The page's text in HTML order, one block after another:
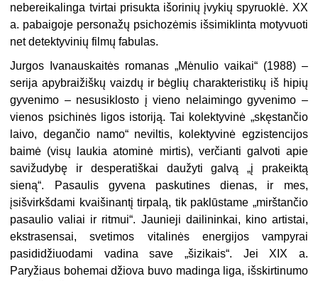
nebereikalinga tvirtai prisukta išorinių įvykių spyruoklė. XX
a. pabaigoje personažų psichozėmis išsimiklinta motyvuoti
net detektyvinių filmų fabulas.
Jurgos Ivanauskaitės romanas „Mėnulio vaikai“ (1988) –
serija apybraižiškų vaizdų ir bėglių charakteristikų iš hipių
gyvenimo – nesusiklosto į vieno nelaimingo gyvenimo –
vienos psichinės ligos istoriją. Tai kolektyvinė „skęstančio
laivo, degančio namo“ neviltis, kolektyvinė egzistencijos
baimė (visų laukia atominė mirtis), verčianti galvoti apie
savižudybę ir desperatiškai daužyti galvą „į prakeiktą
sieną“. Pasaulis gyvena paskutines dienas, ir mes,
įsišvirkšdami kvaišinantį tirpalą, tik paklūstame „mirštančio
pasaulio valiai ir ritmui“. Jaunieji dailininkai, kino artistai,
ekstrasensai, svetimos vitalinės energijos vampyrai
pasididžiuodami vadina save „šizikais“. Jei XIX a.
Paryžiaus bohemai džiova buvo madinga liga, išskirtinumo